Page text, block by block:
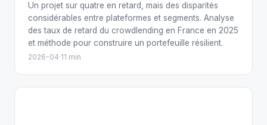
Un projet sur quatre en retard, mais des disparités
considérables entre plateformes et segments. Analyse
des taux de retard du crowdlending en France en 2025
et méthode pour construire un portefeuille résilient.
2026-04·11 min